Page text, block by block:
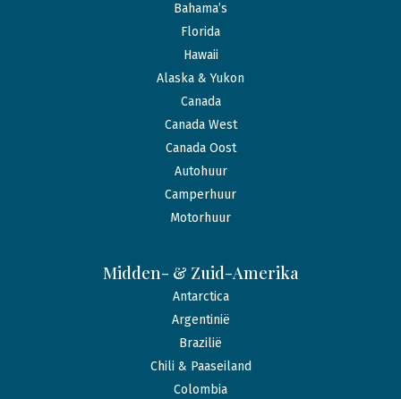
Bahama’s
Florida
Hawaii
Alaska & Yukon
Canada
Canada West
Canada Oost
Autohuur
Camperhuur
Motorhuur
Midden- & Zuid-Amerika
Antarctica
Argentinië
Brazilië
Chili & Paaseiland
Colombia